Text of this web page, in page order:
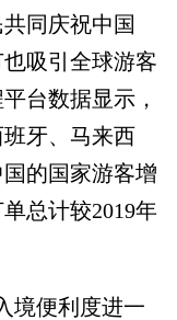
同庆祝中国
吸引全球游客
台数据显示，
牙、马来西
的国家游客增
总计较2019年
便利度进一